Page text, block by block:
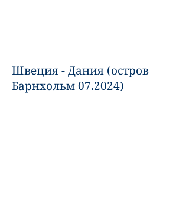
Швеция - Дания (остров
Барнхольм 07.2024)